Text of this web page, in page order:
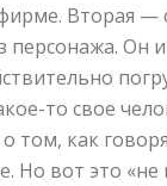
Вторая —
персонажа. Он и
то свое
том, как
Но вот это «не